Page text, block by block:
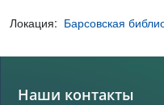
Локация: Барсовская
Наши контакты